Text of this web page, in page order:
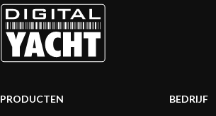
PRODUCTEN
BEDRIJF